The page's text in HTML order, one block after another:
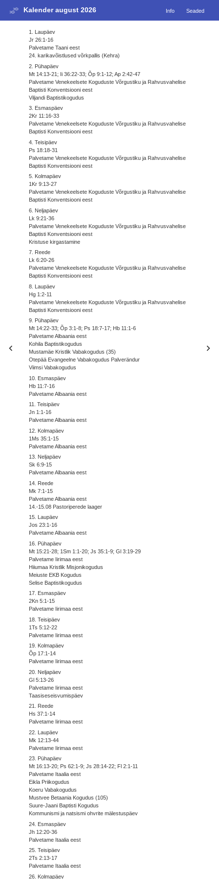
Kalender august 2026 Info Seaded
1. Laupäev
Jr 26:1-16
Palvetame Taani eest
24. karikavõistlused võrkpallis (Kehra)
2. Pühapäev
Mt 14:13-21; Ii 36:22-33; Õp 9:1-12; Ap 2:42-47
Palvetame Venekeelsete Koguduste Võrgustiku ja Rahvusvahelise
Baptisti Konventsiooni eest
Viljandi Baptistikogudus
3. Esmaspäev
2Kr 11:16-33
Palvetame Venekeelsete Koguduste Võrgustiku ja Rahvusvahelise
Baptisti Konventsiooni eest
4. Teisipäev
Ps 18:18-31
Palvetame Venekeelsete Koguduste Võrgustiku ja Rahvusvahelise
Baptisti Konventsiooni eest
5. Kolmapäev
1Kr 9:13-27
Palvetame Venekeelsete Koguduste Võrgustiku ja Rahvusvahelise
Baptisti Konventsiooni eest
6. Neljapäev
Lk 9:21-36
Palvetame Venekeelsete Koguduste Võrgustiku ja Rahvusvahelise
Baptisti Konventsiooni eest
Kristuse kirgastamine
7. Reede
Lk 6:20-26
Palvetame Venekeelsete Koguduste Võrgustiku ja Rahvusvahelise
Baptisti Konventsiooni eest
8. Laupäev
Hg 1:2-11
Palvetame Venekeelsete Koguduste Võrgustiku ja Rahvusvahelise
Baptisti Konventsiooni eest
9. Pühapäev
Mt 14:22-33; Õp 3:1-8; Ps 18:7-17; Hb 11:1-6
Palvetame Albaania eest
Kohila Baptistikogudus
Mustamäe Kristlik Vabakogudus (35)
Otepää Evangeelne Vabakogudus Palverändur
Viimsi Vabakogudus
10. Esmaspäev
Hb 11:7-16
Palvetame Albaania eest
11. Teisipäev
Jn 1:1-16
Palvetame Albaania eest
12. Kolmapäev
1Ms 35:1-15
Palvetame Albaania eest
13. Neljapäev
Sk 6:9-15
Palvetame Albaania eest
14. Reede
Mk 7:1-15
Palvetame Albaania eest
14.-15.08 Pastoriperede laager
15. Laupäev
Jos 23:1-16
Palvetame Albaania eest
16. Pühapäev
Mt 15:21-28; 1Sm 1:1-20; Js 35:1-9; Gl 3:19-29
Palvetame Iirimaa eest
Hiiumaa Kristlik Misjonikogudus
Meiuste EKB Kogudus
Selise Baptistikogudus
17. Esmaspäev
2Kn 5:1-15
Palvetame Iirimaa eest
18. Teisipäev
1Ts 5:12-22
Palvetame Iirimaa eest
19. Kolmapäev
Õp 17:1-14
Palvetame Iirimaa eest
20. Neljapäev
Gl 5:13-26
Palvetame Iirimaa eest
Taasiseseisvumispäev
21. Reede
Hs 37:1-14
Palvetame Iirimaa eest
22. Laupäev
Mk 12:13-44
Palvetame Iirimaa eest
23. Pühapäev
Mt 16:13-20; Ps 62:1-9; Js 28:14-22; Fl 2:1-11
Palvetame Itaalia eest
Eikla Priikogudus
Koeru Vabakogudus
Mustvee Betaania Kogudus (105)
Suure-Jaani Baptisti Kogudus
Kommunismi ja natsismi ohvrite mälestuspäev
24. Esmaspäev
Jh 12:20-36
Palvetame Itaalia eest
25. Teisipäev
2Ts 2:13-17
Palvetame Itaalia eest
26. Kolmapäev